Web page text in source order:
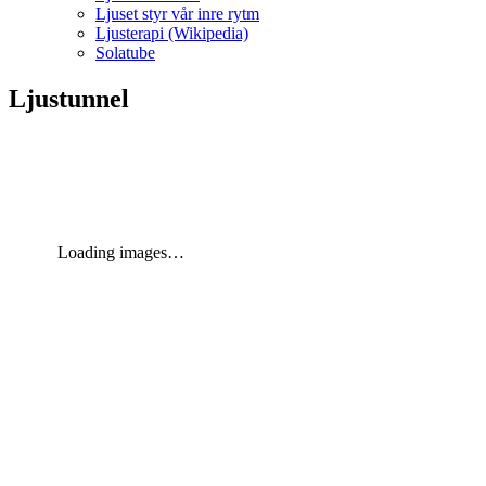
Ljuset styr vår inre rytm
Ljusterapi (Wikipedia)
Solatube
Ljustunnel
Loading images…